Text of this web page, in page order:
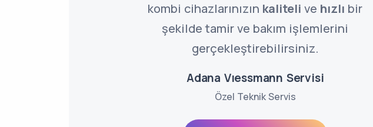
kombi cihazlarınızın kaliteli ve hızlı bir
şekilde tamir ve bakım işlemlerini
gerçekleştirebilirsiniz.
Adana Vıessmann Servisi
Özel Teknik Servis